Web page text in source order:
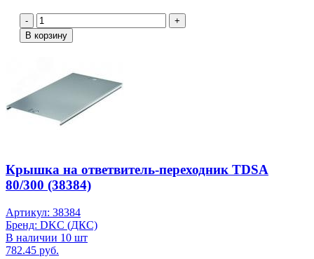
-
+
В корзину
Крышка на ответвитель-переходник TDSA
80/300 (38384)
Артикул: 38384
Бренд: DKC (ДКС)
В наличии 10 шт
782.45 руб.